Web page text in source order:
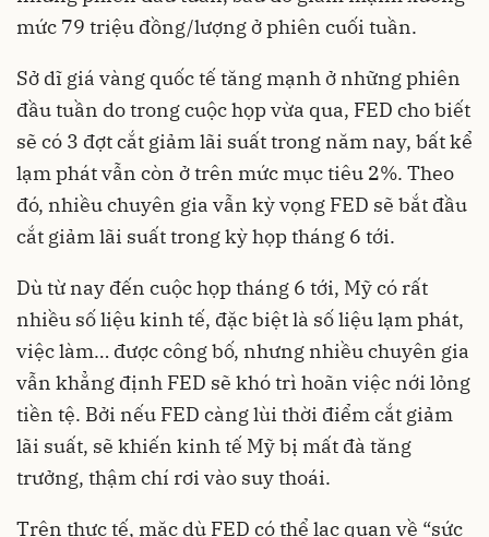
mức 79 triệu đồng/lượng ở phiên cuối tuần.
Sở dĩ giá vàng quốc tế tăng mạnh ở những phiên
đầu tuần do trong cuộc họp vừa qua, FED cho biết
sẽ có 3 đợt cắt giảm lãi suấttrong năm nay, bất kể
lạm phát vẫn còn ở trên mức mục tiêu 2%. Theo
đó, nhiều chuyên gia vẫn kỳ vọng FED sẽ bắt đầu
cắt giảm lãi suất trong kỳ họp tháng 6 tới.
Dù từ nay đến cuộc họp tháng 6 tới, Mỹ có rất
nhiều số liệu kinh tế, đặc biệt là số liệu lạm phát,
việc làm… được công bố, nhưng nhiều chuyên gia
vẫn khẳng định FED sẽ khó trì hoãn việc nới lỏng
tiền tệ. Bởi nếu FED càng lùi thời điểm cắt giảm
lãi suất, sẽ khiến kinh tế Mỹ bị mất đà tăng
trưởng, thậm chí rơi vào suy thoái.
Trên thực tế, mặc dù FED có thể lạc quan về “sức